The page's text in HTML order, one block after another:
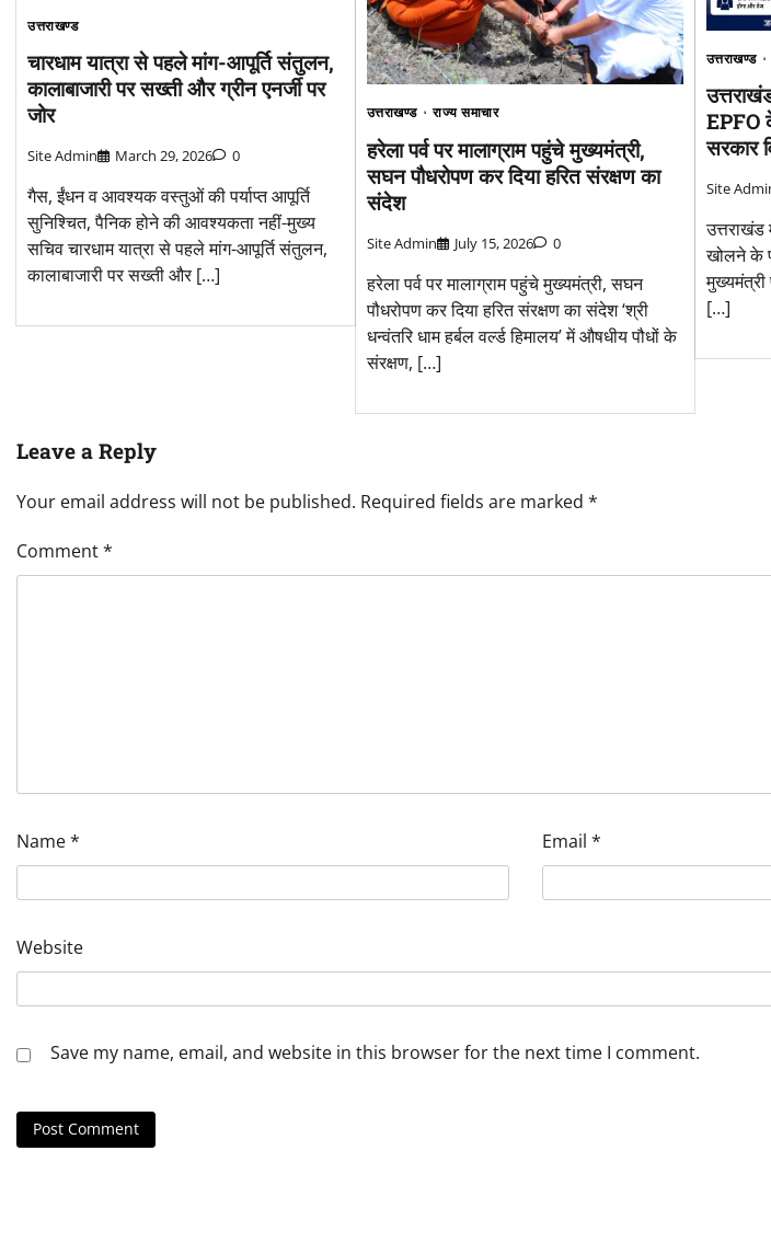
उत्तराखण्ड
चारधाम यात्रा से पहले मांग-आपूर्ति संतुलन,
कालाबाजारी पर सख्ती और ग्रीन एनर्जी पर
जोर
Site Admin March 29, 2026 0
गैस, ईंधन व आवश्यक वस्तुओं की पर्याप्त आपूर्ति
सुनिश्चित, पैनिक होने की आवश्यकता नहीं-मुख्य
सचिव चारधाम यात्रा से पहले मांग-आपूर्ति संतुलन,
कालाबाजारी पर सख्ती और […]
उत्तराखण्ड राज्य समाचार
हरेला पर्व पर मालाग्राम पहुंचे मुख्यमंत्री,
सघन पौधरोपण कर दिया हरित संरक्षण का
संदेश
Site Admin July 15, 2026 0
हरेला पर्व पर मालाग्राम पहुंचे मुख्यमंत्री, सघन
पौधरोपण कर दिया हरित संरक्षण का संदेश ‘श्री
धन्वंतरि धाम हर्बल वर्ल्ड हिमालय’ में औषधीय पौधों के
संरक्षण, […]
उत्तराखण्ड
EPFO
सरकार
Site
उत्तराखंड
खोलने के
[…]
Leave a Reply
Your email address will not be published. Required fields are marked *
Comment*
Name* Email *
Website
Save my name, email, and website in this browser for the next time I comment.